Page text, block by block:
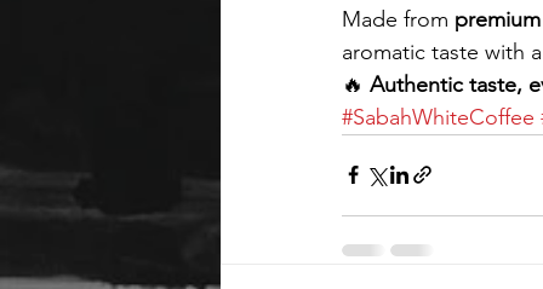
Made from
aromatic taste with
🔥 Authentic taste,
#SabahWhiteCoffee